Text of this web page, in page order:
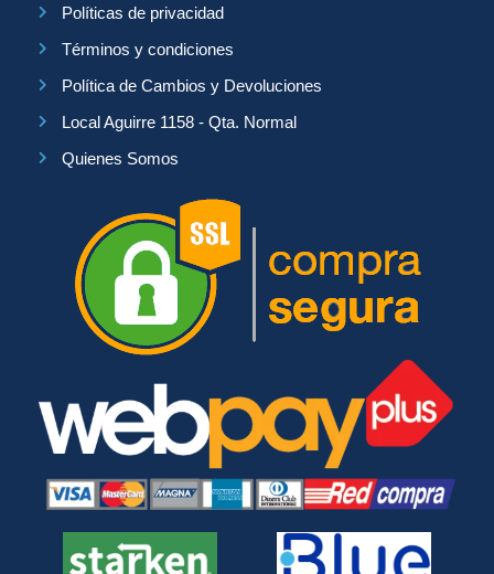
Políticas de privacidad
Términos y condiciones
Política de Cambios y Devoluciones
Local Aguirre 1158 - Qta. Normal
Quienes Somos